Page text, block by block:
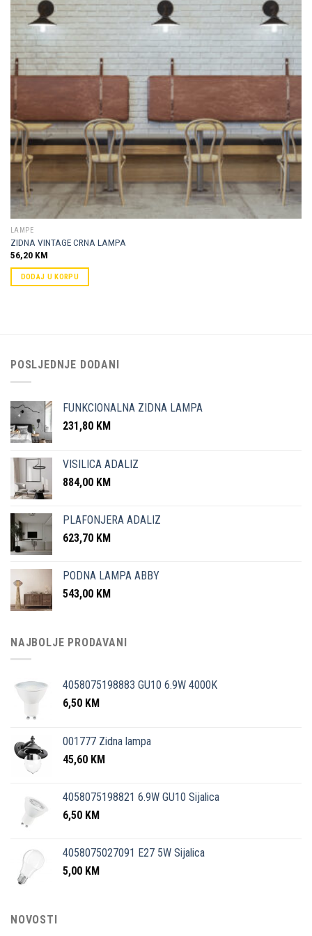
LAMPE
ZIDNA VINTAGE CRNA LAMPA
56,20 KM
DODAJ U KORPU
POSLJEDNJE DODANI
FUNKCIONALNA ZIDNA LAMPA
231,80 KM
VISILICA ADALIZ
884,00 KM
PLAFONJERA ADALIZ
623,70 KM
PODNA LAMPA ABBY
543,00 KM
NAJBOLJE PRODAVANI
4058075198883 GU10 6.9W 4000K
6,50 KM
001777 Zidna lampa
45,60 KM
4058075198821 6.9W GU10 Sijalica
6,50 KM
4058075027091 E27 5W Sijalica
5,00 KM
NOVOSTI